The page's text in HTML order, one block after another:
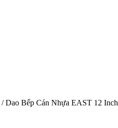
/ Dao Bếp Cán Nhựa EAST 12 Inch